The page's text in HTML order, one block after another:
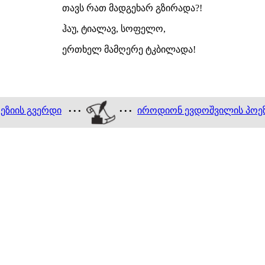
თავს რათ მადგეხარ გზირადა?!
ჰაუ, ტიალავ, სოფელო,
ერთხელ მამღერე ტკბილადა!
გვერდი • • • • • • იროდიონ ევდოშვილის